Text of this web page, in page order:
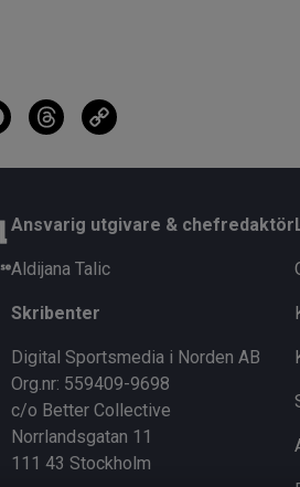
F
b
o
k
T
a
d
Li
Ansvarig utgivare & chefredaktör
Aldijana Talic
Skribenter
Digital Sportsmedia i Norden AB
Org.nr: 559409-9698
c/o Better Collective
Norrlandsgatan 11
111 43 Stockholm